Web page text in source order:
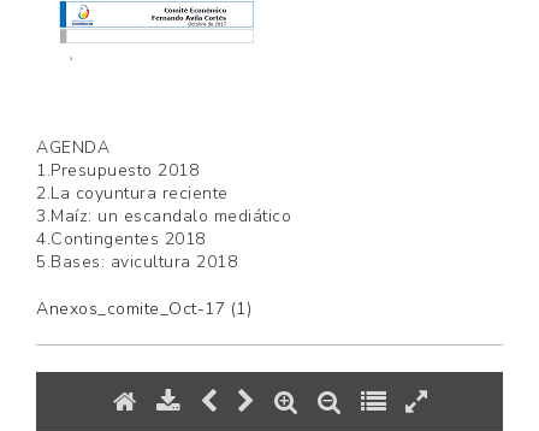
AGENDA
1.Presupuesto 2018
2.La coyuntura reciente
3.Maíz: un escandalo mediático
4.Contingentes 2018
5.Bases: avicultura 2018
Anexos_comite_Oct-17 (1)